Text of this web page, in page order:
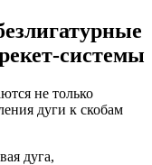
системы
не только
дуги к скобам
дуга,